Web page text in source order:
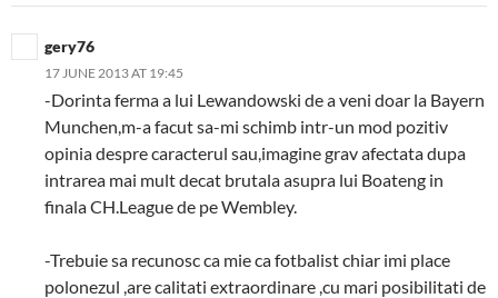
gery76
17 JUNE 2013 AT 19:45
-Dorinta ferma a lui Lewandowski de a veni doar la Bayern
Munchen,m-a facut sa-mi schimb intr-un mod pozitiv
opinia despre caracterul sau,imagine grav afectata dupa
intrarea mai mult decat brutala asupra lui Boateng in
finala CH.League de pe Wembley.
-Trebuie sa recunosc ca mie ca fotbalist chiar imi place
polonezul ,are calitati extraordinare ,cu mari posibilitati de